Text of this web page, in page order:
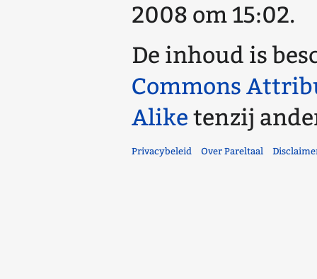
2008 om 15:02.
De inhoud is
Commons
Alike tenzij
Privacybeleid Over Pareltaal